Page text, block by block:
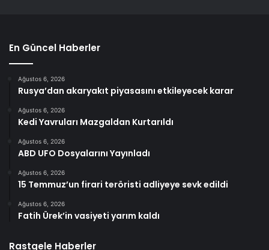
En Güncel Haberler
Ağustos 6, 2026
Rusya’dan akaryakıt piyasasını etkileyecek karar
Ağustos 6, 2026
Kedi Yavruları Mazgaldan Kurtarıldı
Ağustos 6, 2026
ABD UFO Dosyalarını Yayınladı
Ağustos 6, 2026
15 Temmuz’un firari teröristi adliyeye sevk edildi
Ağustos 6, 2026
Fatih Ürek’in vasiyeti yarım kaldı
Rastgele Haberler